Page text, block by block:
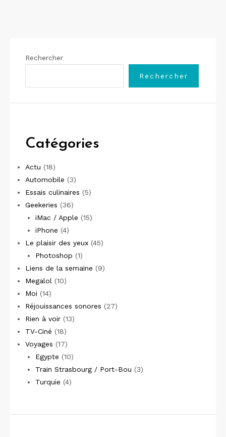
Rechercher
Rechercher
Catégories
Actu (18)
Automobile (3)
Essais culinaires (5)
Geekeries (36)
iMac / Apple (15)
iPhone (4)
Le plaisir des yeux (45)
Photoshop (1)
Liens de la semaine (9)
Megalol (10)
Moi (14)
Réjouissances sonores (27)
Rien à voir (13)
TV-Ciné (18)
Voyages (17)
Egypte (10)
Train Strasbourg / Port-Bou (3)
Turquie (4)